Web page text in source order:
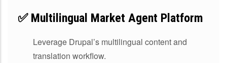
✅ Multilingual Market Agent Platform
Leverage Drupal’s multilingual content and
translation workflow.